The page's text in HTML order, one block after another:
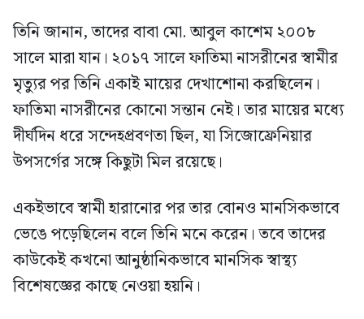
তিনি জানান, তাদের বাবা মো. আবুল কাশেম ২০০৮
সালে মারা যান। ২০১৭ সালে ফাতিমা নাসরীনের স্বামীর
মৃত্যুর পর তিনি একাই মায়ের দেখাশোনা করছিলেন।
ফাতিমা নাসরীনের কোনো সন্তান নেই। তার মায়ের মধ্যে
দীর্ঘদিন ধরে সন্দেহপ্রবণতা ছিল, যা সিজোফ্রেনিয়ার
উপসর্গের সঙ্গে কিছুটা মিল রয়েছে।
একইভাবে স্বামী হারানোর পর তার বোনও মানসিকভাবে
ভেঙে পড়েছিলেন বলে তিনি মনে করেন। তবে তাদের
কাউকেই কখনো আনুষ্ঠানিকভাবে মানসিক স্বাস্থ্য
বিশেষজ্ঞের কাছে নেওয়া হয়নি।